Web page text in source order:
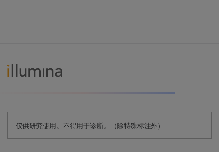
仅供研究使用。不得用于诊断。（除特殊标注外）